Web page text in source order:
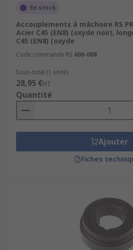
En stock
Accouplements à mâchoire RS
Acier C45 (EN8) (oxyde noir),
C45 (EN8) (oxyde
Code commande RS 606-008
Sous-total (1 unité)
28,95 €HT
Quantité
Ajouter
Fiches